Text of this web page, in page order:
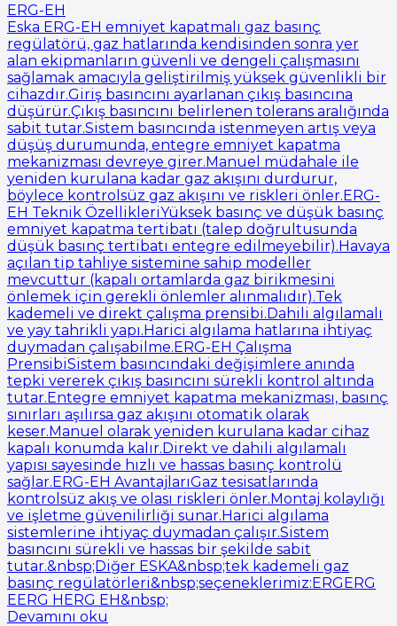
ERG-EH
Eska ERG-EH emniyet kapatmalı gaz basınç
regülatörü, gaz hatlarında kendisinden sonra yer
alan ekipmanların güvenli ve dengeli çalışmasını
sağlamak amacıyla geliştirilmiş yüksek güvenlikli bir
cihazdır.Giriş basıncını ayarlanan çıkış basıncına
düşürür.Çıkış basıncını belirlenen tolerans aralığında
sabit tutar.Sistem basıncında istenmeyen artış veya
düşüş durumunda, entegre emniyet kapatma
mekanizması devreye girer.Manuel müdahale ile
yeniden kurulana kadar gaz akışını durdurur,
böylece kontrolsüz gaz akışını ve riskleri önler.ERG-
EH Teknik ÖzellikleriYüksek basınç ve düşük basınç
emniyet kapatma tertibatı (talep doğrultusunda
düşük basınç tertibatı entegre edilmeyebilir).Havaya
açılan tip tahliye sistemine sahip modeller
mevcuttur (kapalı ortamlarda gaz birikmesini
önlemek için gerekli önlemler alınmalıdır).Tek
kademeli ve direkt çalışma prensibi.Dahili algılamalı
ve yay tahrikli yapı.Harici algılama hatlarına ihtiyaç
duymadan çalışabilme.ERG-EH Çalışma
PrensibiSistem basıncındaki değişimlere anında
tepki vererek çıkış basıncını sürekli kontrol altında
tutar.Entegre emniyet kapatma mekanizması, basınç
sınırları aşılırsa gaz akışını otomatik olarak
keser.Manuel olarak yeniden kurulana kadar cihaz
kapalı konumda kalır.Direkt ve dahili algılamalı
yapısı sayesinde hızlı ve hassas basınç kontrolü
sağlar.ERG-EH AvantajlarıGaz tesisatlarında
kontrolsüz akış ve olası riskleri önler.Montaj kolaylığı
ve işletme güvenilirliği sunar.Harici algılama
sistemlerine ihtiyaç duymadan çalışır.Sistem
basıncını sürekli ve hassas bir şekilde sabit
tutar.&nbsp;Diğer ESKA&nbsp;tek kademeli gaz
basınç regülatörleri&nbsp;seçeneklerimiz:ERGERG
EERG HERG EH&nbsp;
Devamını oku